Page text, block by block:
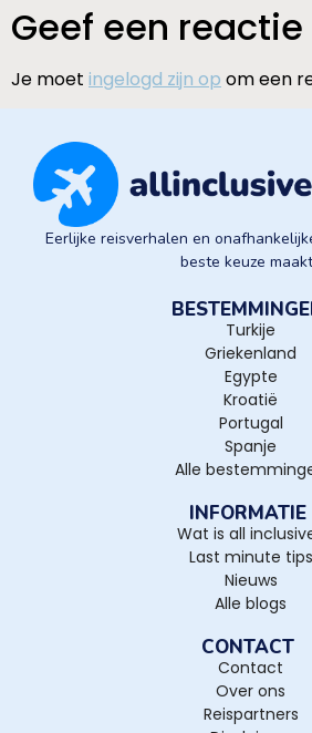
Geef een reactie
Je moet ingelogd zijn op om een
Eerlijke reisverhalen en
beste keuze
Turkije
Griekenland
Egypte
Kroatië
Portugal
Spanje
Alle
INFORMATIE
Wat is all
Last minute tips
Nieuws
Alle blogs
CONTACT
Contact
Over ons
Reispartners